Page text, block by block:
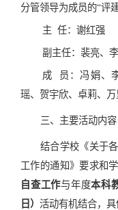
分管领导为成员的“评
主 任：谢红强
副主任：裴亮、
成
员：冯娟、
瑶、贺宇欣、卓莉、万
三、主要活动内容
结合学校 《关于
工作的通知》要求和
自查工作与年度本科
日） 活动有机结合，具